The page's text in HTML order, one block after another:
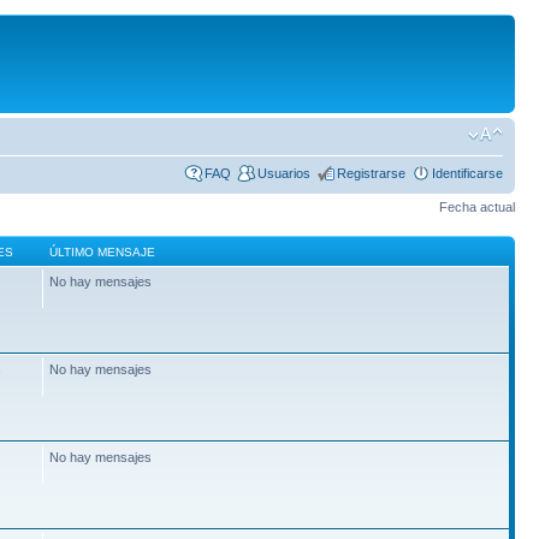
FAQ Usuarios Registrarse Identificarse
Fecha actual
ÚLTIMO MENSAJE
No hay mensajes
No hay mensajes
No hay mensajes